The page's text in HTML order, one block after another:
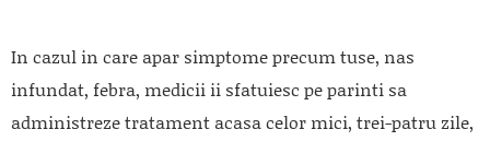
In cazul in care apar simptome precum tuse, nas
infundat, febra, medicii ii sfatuiesc pe parinti sa
administreze tratament acasa celor mici, trei-patru zile,